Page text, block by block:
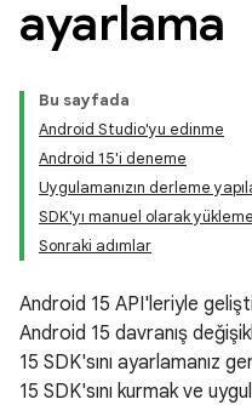
ayarlama
Bu sayfada
Android Studio'yu edinme
Android 15'i deneme
Uygulamanızın derleme
SDK'yı manuel olarak yükleme
Sonraki adımlar
Android 15 API'leriyle
Android 15 davranış
15 SDK'sını ayarlamanız
15 SDK'sını kurmak ve